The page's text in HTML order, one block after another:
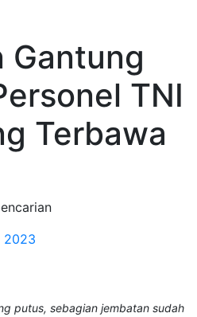
Gantung
TNI
Terbawa
2023
putus, sebagian jembatan sudah